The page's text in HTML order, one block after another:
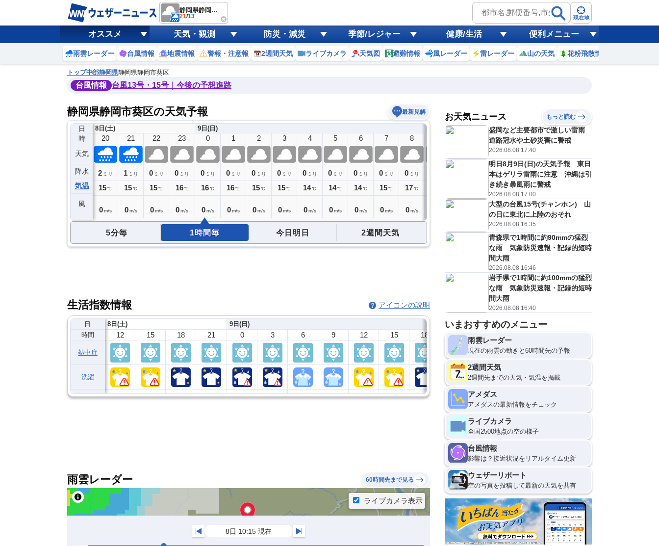
静岡県静岡市葵区
21/13 現在地
オススメ 天気・観測 防災・減災 季節/レジャー 健康/生活 便利メニュー
雨雲レーダー 台風情報 地震情報 警報・注意報 2週間天気 ライブカメラ 天気図 避難情報 風レーダー 雷レーダー 山の天気 花粉飛散情報
トップ中部静岡県静岡県静岡市葵区
台風情報 台風13号・15号｜今後の予想進路
静岡県静岡市葵区の天気予報 最新見解
日
時
天気
降水
気温
風
8日(土)
19
1ミリ
16℃
20
2 ミリ
15℃
0 m/s
21
1 ミリ
15℃
0 m/s
22
0 ミリ
15℃
0 m/s
23
0 ミリ
16 ℃
0m/s
9日(日)
0
0 ミリ
16℃
0 m/s
1
0 ミリ
16℃
0 m/s
2
0 ミリ
15℃
0 m/s
3
0 ミリ
15℃
0 m/s
4
0 ミリ
14℃
0 m/s
5
0 ミリ
14℃
0 m/s
6
0 ミリ
14℃
0 m/s
7
0 ミリ
15℃
0 m/s
8
0 ミリ
17℃
0 m/s
11
ミリ
℃
12
0 ミリ
22 ℃
1m/s
13
0 ミリ
23℃
1m/s
14
0 ミリ
1 m/s
0ミリ
1
5分毎 1時間毎 今日明日 2週間天気
生活指数情報 アイコンの説明
日
時間
熱中症
洗濯
8日(土)
12 15 18 21
9日(日)
0 3 6 9 12 15 18 21
10日(月)
雨雲レーダー 60時間先まで見る
お天気ニュース もっと読む
盛岡など主要都市で激しい雷雨
道路冠水や土砂災害に警戒
2026.08.08 17:40
明日8月9日(日)の天気予報 東日
本はゲリラ雷雨に注意 沖縄は引
き続き暴風雨に警戒
2026.08.08 17:00
大型の台風15号(チャンホン) 山
の日に東北に上陸のおそれ
2026.08.08 16:35
青森県で1時間に約90mmの猛烈
な雨 気象防災速報・記録的短時
間大雨
2026.08.08 16:46
岩手県で1時間に約100mmの猛烈
な雨 気象防災速報・記録的短時
間大雨
2026.08.08 16:40
いまおすすめのメニュー
雨雲レーダー
現在の雨雲の動きと60時間先の予報
2週間天気
2週間先までの天気・気温を掲載
アメダス
アメダスの最新情報をチェック
ライブカメラ
全国2500地点の空の様子
台風情報
影響は？接近状況をリアルタイム更新
ウェザーリポート
空の写真を投稿して最新の天気を共有